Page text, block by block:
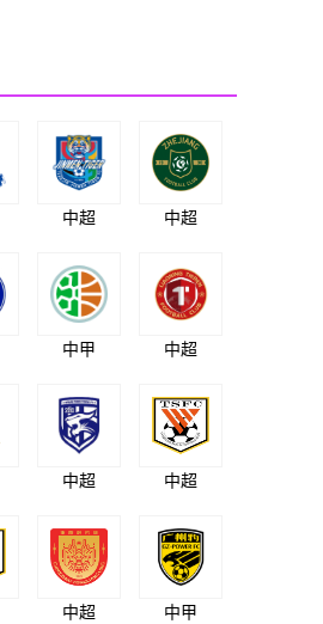
中超 中超
中甲 中超
中超 中超
中超 中甲